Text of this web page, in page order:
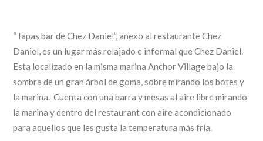
“Tapas bar de Chez Daniel”, anexo al restaurante Chez
Daniel, es un lugar más relajado e informal que Chez Daniel.
Esta localizado en la misma marina Anchor Village bajo la
sombra de un gran árbol de goma, sobre mirando los botes y
la marina. Cuenta con una barra y mesas al aire libre mirando
la marina y dentro del restaurant con aire acondicionado
para aquellos que les gusta la temperatura más fria.